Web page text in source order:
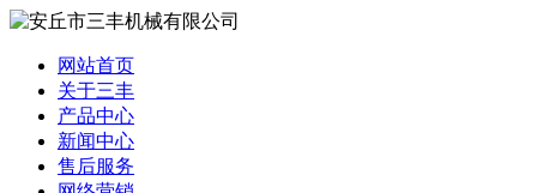
网站首页
关于三丰
产品中心
新闻中心
售后服务